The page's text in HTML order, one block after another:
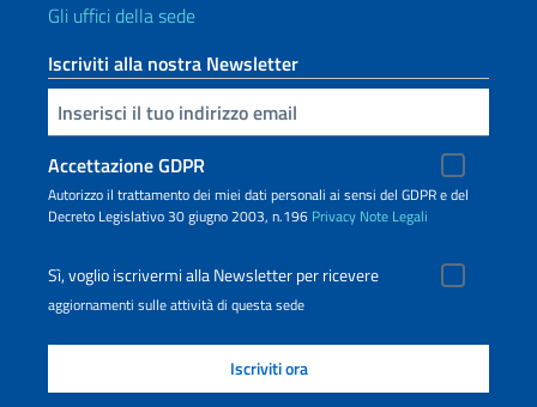
Gli uffici della sede
Iscriviti alla nostra Newsletter
Inserisci la tua email
Accettazione GDPR
Autorizzo il trattamento dei miei dati personali ai sensi del GDPR e del
Decreto Legislativo 30 giugno 2003, n.196 Privacy Note Legali
Sì, voglio iscrivermi alla Newsletter per ricevere
aggiornamenti sulle attività di questa sede